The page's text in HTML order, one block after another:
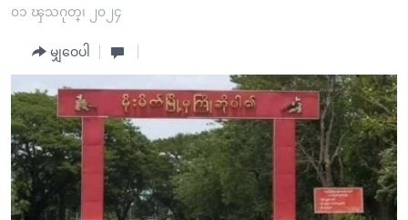
ပင်မ
ကျော်
ကြည့်
ရန်
ပင်မ
အ
ညွန်း
အစ္စရေး-ပါလက်စတိုင်း
အင်္ဂလိပ်စာလေ့လာမယ်
အမေရိကန်သုံးအီဒီယံ
မကြေးမုံရဲ့ အင်္ဂလိပ်စာ
ရုပ်ရှင်ထဲက အင်္ဂလိပ်စာ
သုတပဒေသာ အင်္ဂလိပ်စာ
အပတ်စဉ်ကဏ္ဍများ
ရေဒီယို
တီဗွီ
ရေဒီယိုနှင့်ရုပ်သံ အချက်အလက်များ
ရေဒီယို/တီဗွီအစီအစဉ်
Learning English
၀၁ ၾသဂုတ္၊ ၂၀၂၄
မျှဝေပါ